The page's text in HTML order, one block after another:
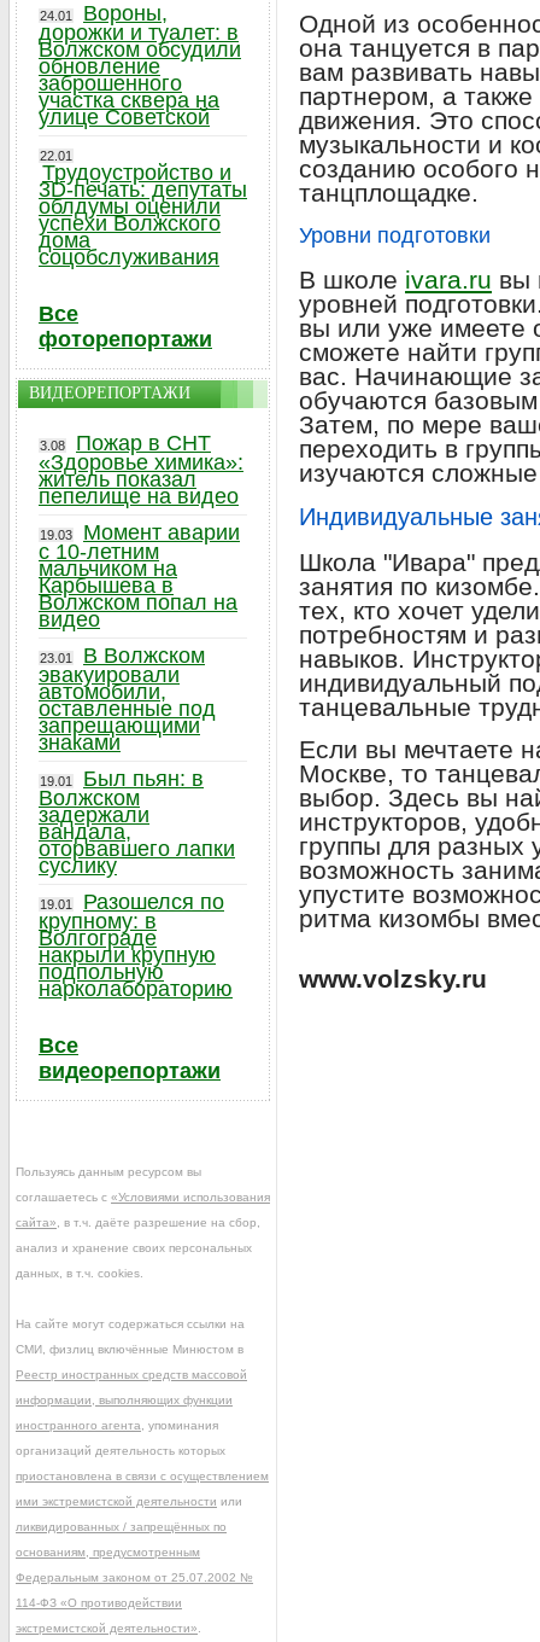
Одной из
она танцуется в
вам развивать
партнером, а
движения. Это
музыкальности и
созданию особого
танцплощадке.
Уровни подготовки
В школе ivara.ru вы
уровней
вы или уже имеете
сможете найти
вас. Начинающие
обучаются
Затем, по мере
переходить в
изучаются
Индивидуальные
Школа "Ивара"
занятия по
тех, кто хочет
потребностям и
навыков.
индивидуальный
танцевальные
Если вы мечтаете
Москве, то
выбор. Здесь вы
инструкторов,
группы для разных
возможность
упустите
ритма кизомбы
www.volzsky.ru
24.01
Вороны,
дорожки и туалет: в
Волжском обсудили
обновление
заброшенного
участка сквера на
улице Советской
22.01
Трудоустройство и
3D-печать: депутаты
облдумы оценили
успехи Волжского
дома
соцобслуживания
Все
фоторепортажи
ВИДЕОРЕПОРТАЖИ
3.08
Пожар в СНТ
«Здоровье химика»:
житель показал
пепелище на видео
19.03
Момент аварии
с 10-летним
мальчиком на
Карбышева в
Волжском попал на
видео
23.01
В Волжском
эвакуировали
автомобили,
оставленные под
запрещающими
знаками
19.01
Был пьян: в
Волжском
задержали
вандала,
оторвавшего лапки
суслику
19.01
Разошелся по
крупному: в
Волгограде
накрыли крупную
подпольную
нарколабораторию
Все
видеорепортажи
Пользуясь данным ресурсом вы
соглашаетесь с «Условиями использования
сайта» , в т.ч. даёте разрешение на сбор,
анализ и хранение своих персональных
данных, в т.ч. cookies.
На сайте могут содержаться ссылки на
СМИ, физлиц включённые Минюстом в
Реестр иностранных средств массовой
информации, выполняющих функции
иностранного агента , упоминания
организаций деятельность которых
приостановлена в связи с осуществлением
ими экстремистской деятельности или
ликвидированных / запрещённых по
основаниям, предусмотренным
Федеральным законом от 25.07.2002 №
114-ФЗ «О противодействии
экстремистской деятельности»